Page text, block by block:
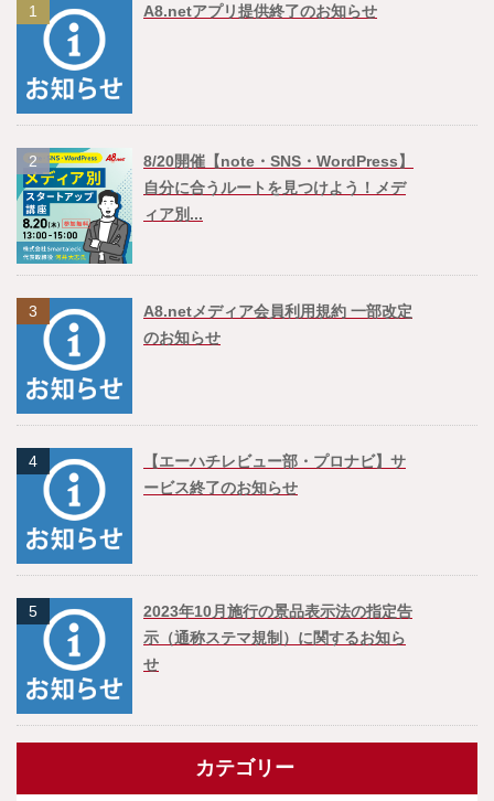
1 A8.netアプリ提供終了のお知らせ
2
8/20開催【note・SNS・WordPress】
自分に合うルートを見つけよう！メデ
ィア別...
3
A8.netメディア会員利用規約 一部改定
のお知らせ
4
【エーハチレビュー部・プロナビ】サ
ービス終了のお知らせ
5
2023年10月施行の景品表示法の指定告
示（通称ステマ規制）に関するお知ら
せ
カテゴリー